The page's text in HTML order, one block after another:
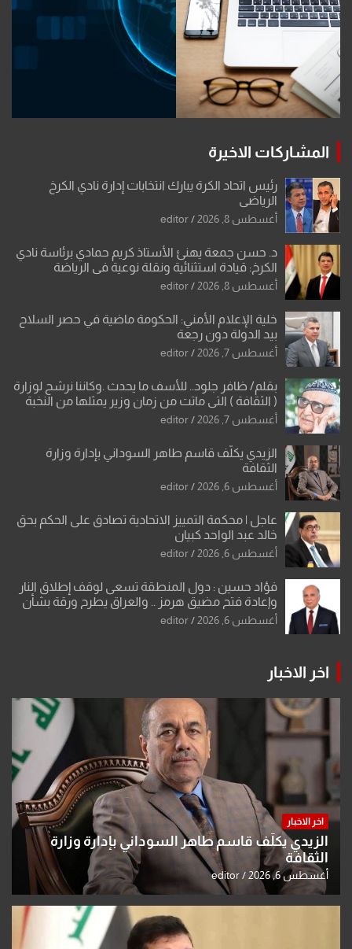
المشاركات الاخيرة
رئيس اتحاد الكرة يبارك انتخابات إدارة نادي الكرخ
الرياضي
أغسطس 8, 2026 editor
د. حسن جمعة يهنئ الأستاذ كريم حمادي برئاسة نادي
الكرخ: قيادة استثنائية ونقلة نوعية في الرياضة
العراقية
أغسطس 8, 2026 editor
خلية الإعلام الأمني: الحكومة ماضية في حصر السلاح
بيد الدولة دون رجعة
أغسطس 7, 2026 editor
بقلم/ ظافر جلود.. للأسف ما يحدث .وكاننا نرشح لوزارة
( الثقافة ) التي ماتت من زمان وزير يمثلها من النخبة
والإرث العظيم للثقافة العراقية..
أغسطس 7, 2026 editor
الزيدي يكلّف قاسم طاهر السوداني بإدارة وزارة
الثقافة
أغسطس 6, 2026 editor
عاجل | محكمة التمييز الاتحادية تصادق على الحكم بحق
خالد عبد الواحد كبيان
أغسطس 6, 2026 editor
فؤاد حسين : دول المنطقة تسعى لوقف إطلاق النار
وإعادة فتح مضيق هرمز .. والعراق يطرح ورقة بشأن
تحولات القدس
أغسطس 6, 2026 editor
اخر الاخبار
اخر الاخبار
الزيدي يكلّف قاسم طاهر السوداني بإدارة وزارة
الثقافة
أغسطس 6, 2026 editor